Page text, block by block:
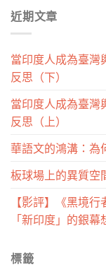
類
近期文章
當印度人成為臺灣
反思（下）
當印度人成為臺灣
反思（上）
華語文的鴻溝：為
板球場上的異質空
【影評】《黑境
「新印度」的銀幕
標籤